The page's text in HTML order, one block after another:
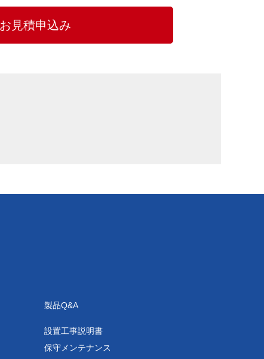
お見積申込み
製品Q&A
設置工事説明書
保守メンテナンス